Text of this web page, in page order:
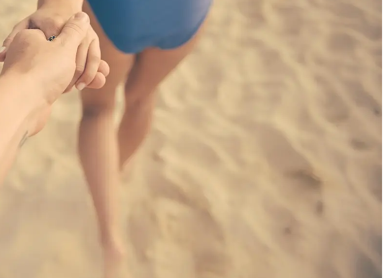
fungerer på
finansiel viden i en digital